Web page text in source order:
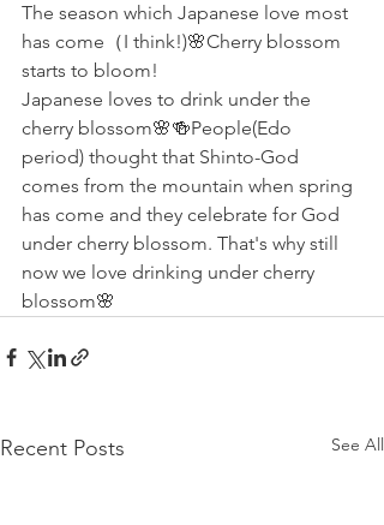
The season which Japanese love most
has come（I think!)🌸Cherry blossom
starts to bloom!
Japanese loves to drink under the
cherry blossom🌸🍻People(Edo
period) thought that Shinto-God
comes from the mountain when spring
has come and they celebrate for God
under cherry blossom. That's why still
now we love drinking under cherry
blossom🌸
Recent Posts See All